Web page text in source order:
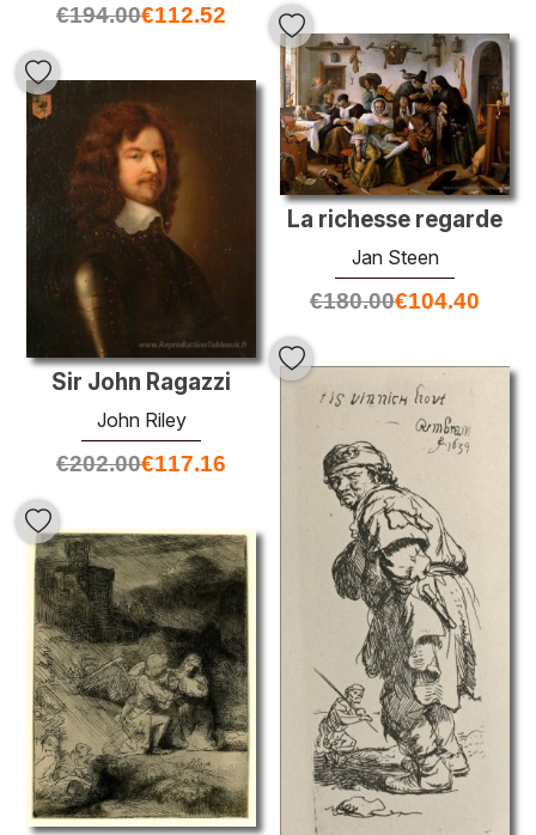
€194.00€112.52
La richesse regarde
Jan Steen
€180.00€104.40
Sir John Ragazzi
John Riley
€202.00€117.16